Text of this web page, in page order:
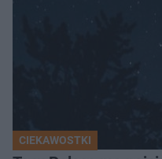
CIEKAWOSTKI